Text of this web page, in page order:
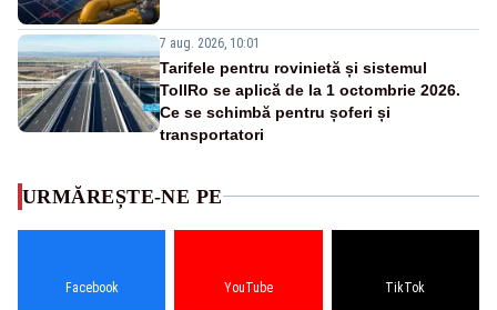
7 aug. 2026, 10:01
Tarifele pentru rovinietă și sistemul
TollRo se aplică de la 1 octombrie 2026.
Ce se schimbă pentru șoferi și
transportatori
URMĂREȘTE-NE PE
Facebook YouTube TikTok